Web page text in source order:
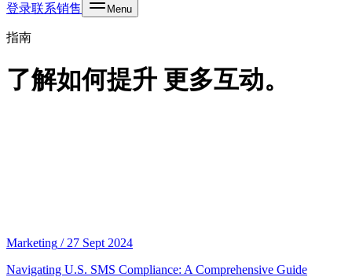
登录联系销售 Menu
指南
了解如何提升 更多互动。
Marketing / 27 Sept 2024
Navigating U.S. SMS Compliance: A Comprehensive Guide